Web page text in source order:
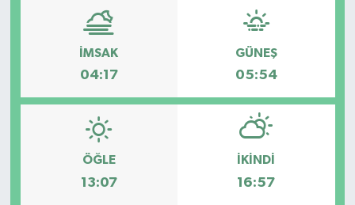
İMSAK
04:17
GÜNEŞ
05:54
ÖĞLE
13:07
İKINDI
16:57